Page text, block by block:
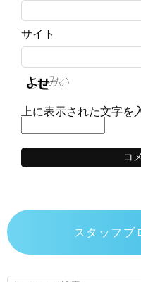
サイト
上に表示された文字を
スタッフブ